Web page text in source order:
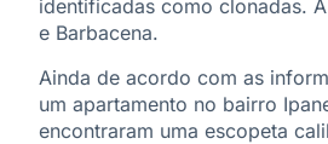
identificadas como clonadas.
e Barbacena.
Ainda de acordo com as
um apartamento no bairro
encontraram uma escopeta